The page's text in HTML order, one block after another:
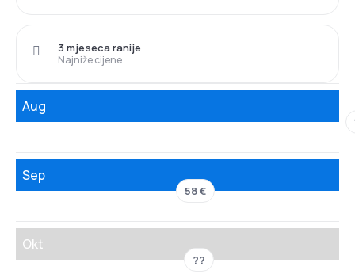
Najniže cijene
3 mjeseca ranije
Aug
Sep
58 €
Okt
??